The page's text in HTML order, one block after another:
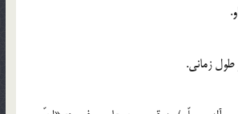
طول زمانى.